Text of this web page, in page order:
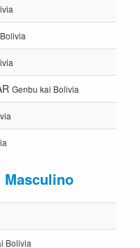
Genbu kai Bolivia
Masculino
Bolivia